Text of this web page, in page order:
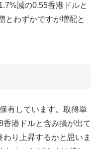
減の0.55香港ドルと
とわずかですが増配と
有しています。取得単
港ドルと含み損が出て
り上昇するかと思いま